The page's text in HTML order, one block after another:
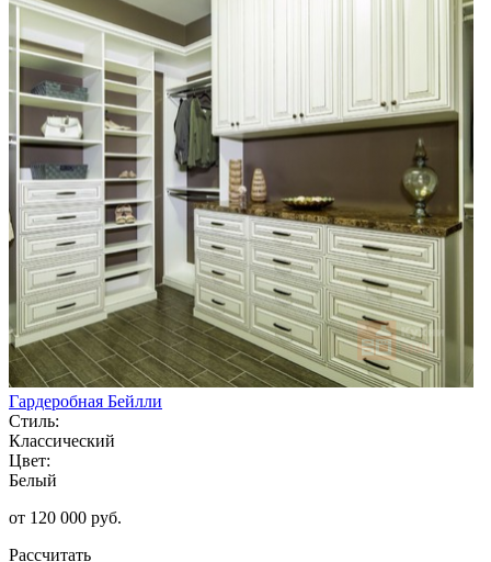
Гардеробная Бейлли
Стиль:
Классический
Цвет:
Белый
от 120 000 руб.
Рассчитать